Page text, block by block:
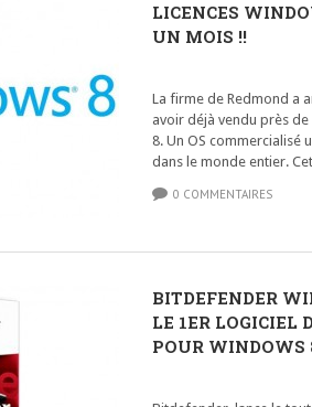
LICENCES
UN MOIS !!
La firme de Redmond a
avoir déjà vendu près
8. Un OS commercialisé
dans le monde entier.
0 COMMENTAIRES
BITDEFENDER
LE 1ER LOGICIEL
POUR WINDOWS